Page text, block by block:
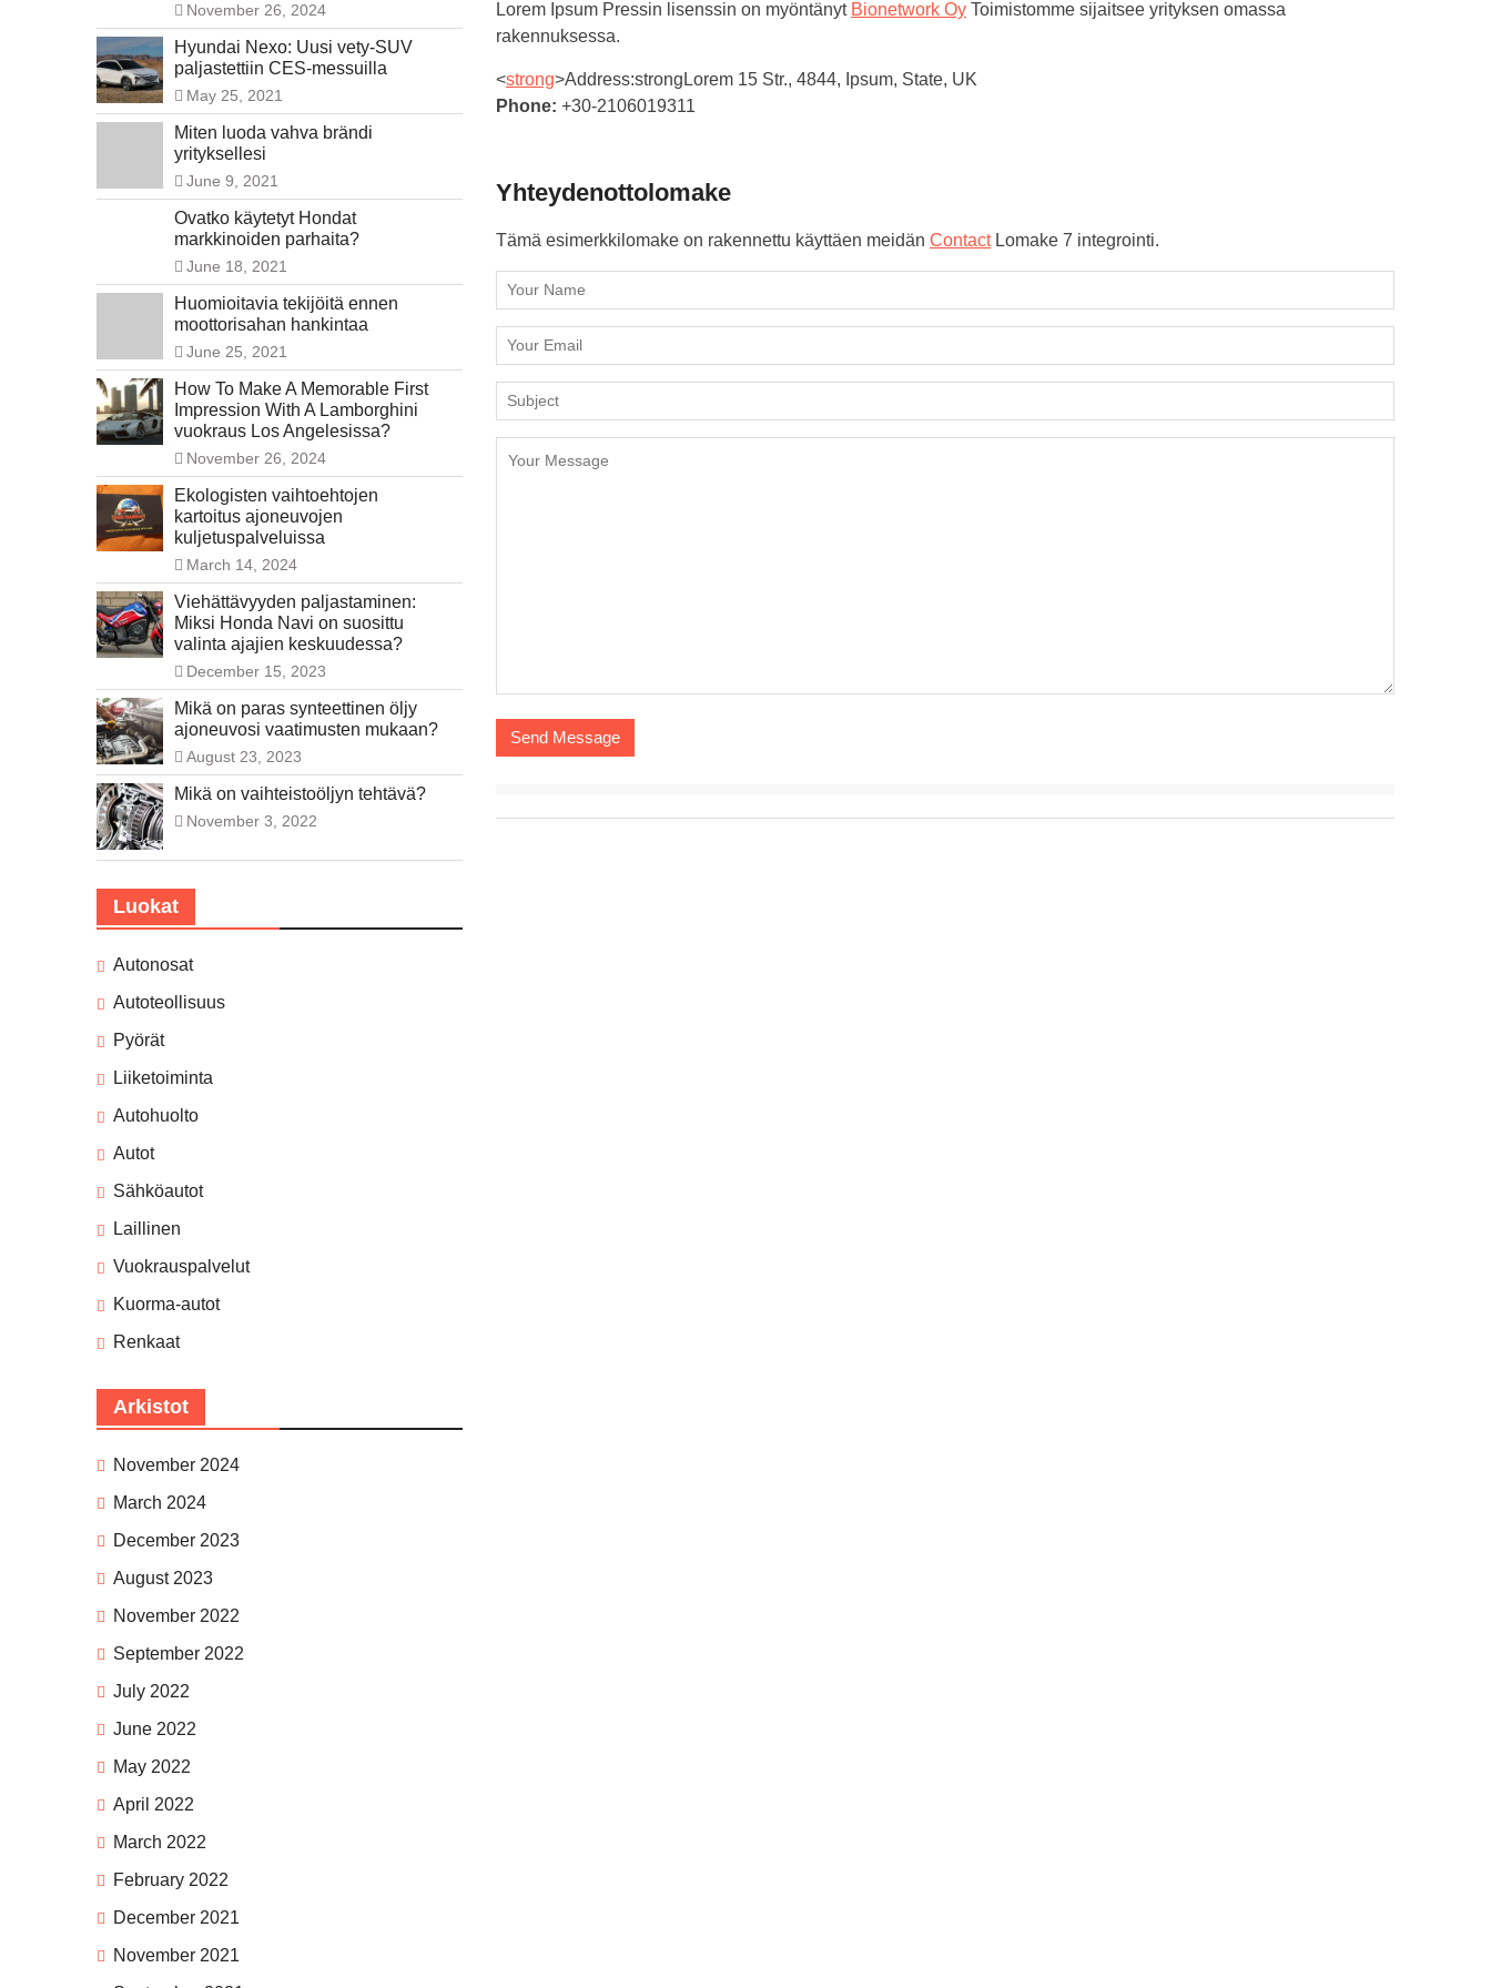
Lorem Ipsum Pressin lisenssin on myöntänyt Bionetwork Oy Toimistomme sijaitsee yrityksen omassa
rakennuksessa.
<strong>Address:strongLorem 15 Str., 4844, Ipsum, State, UK
Phone: +30-2106019311
Yhteydenottolomake
Tämä esimerkkilomake on rakennettu käyttäen meidän ContactLomake 7 integrointi.
November 26, 2024
Hyundai Nexo: Uusi vety-SUV
paljastettiin CES-messuilla
May 25, 2021
Miten luoda vahva brändi
yrityksellesi
June 9, 2021
Ovatko käytetyt Hondat
markkinoiden parhaita?
June 18, 2021
Huomioitavia tekijöitä ennen
moottorisahan hankintaa
June 25, 2021
How To Make A Memorable First
Impression With A Lamborghini
vuokraus Los Angelesissa?
November 26, 2024
Ekologisten vaihtoehtojen
kartoitus ajoneuvojen
kuljetuspalveluissa
March 14, 2024
Viehättävyyden paljastaminen:
Miksi Honda Navi on suosittu
valinta ajajien keskuudessa?
December 15, 2023
Mikä on paras synteettinen öljy
ajoneuvosi vaatimusten mukaan?
August 23, 2023
Mikä on vaihteistoöljyn tehtävä?
November 3, 2022
Luokat
Autonosat
Autoteollisuus
Pyörät
Liiketoiminta
Autohuolto
Autot
Sähköautot
Laillinen
Vuokrauspalvelut
Kuorma-autot
Renkaat
Arkistot
November 2024
March 2024
December 2023
August 2023
November 2022
September 2022
July 2022
June 2022
May 2022
April 2022
March 2022
February 2022
December 2021
November 2021